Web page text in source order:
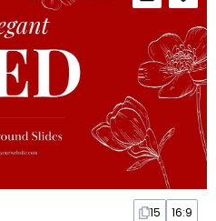
15 16:9